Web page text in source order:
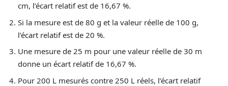
cm, l’écart relatif est de 16,67 %.
Si la mesure est de 80 g et la valeur réelle de 100 g,
l’écart relatif est de 20 %.
Une mesure de 25 m pour une valeur réelle de 30 m
donne un écart relatif de 16,67 %.
Pour 200 L mesurés contre 250 L réels, l’écart relatif